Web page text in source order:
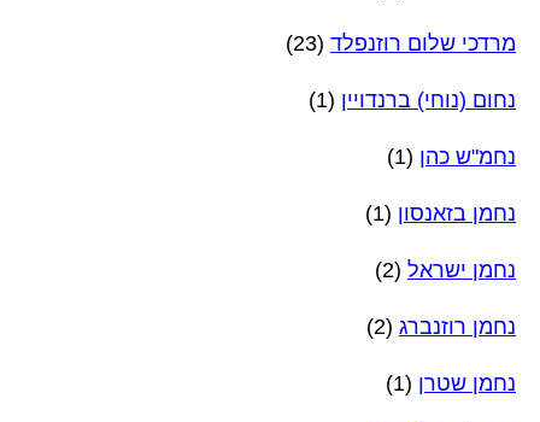
מרדכי שלום רוזנפלד (23)
נחום (נוחי) ברנדויין (1)
נחמ"ש כהן (1)
נחמן בזאנסון (1)
נחמן ישראל (2)
נחמן רוזנברג (2)
נחמן שטרן (1)